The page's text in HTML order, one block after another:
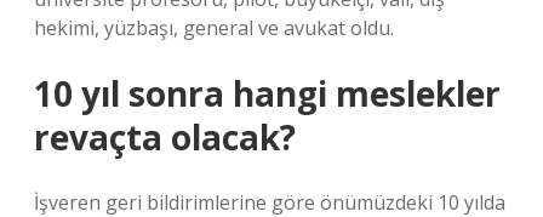
hekimi, yüzbaşı, general ve avukat oldu.
10 yıl sonra hangi meslekler
revaçta olacak?
İşveren geri bildirimlerine göre önümüzdeki 10 yılda